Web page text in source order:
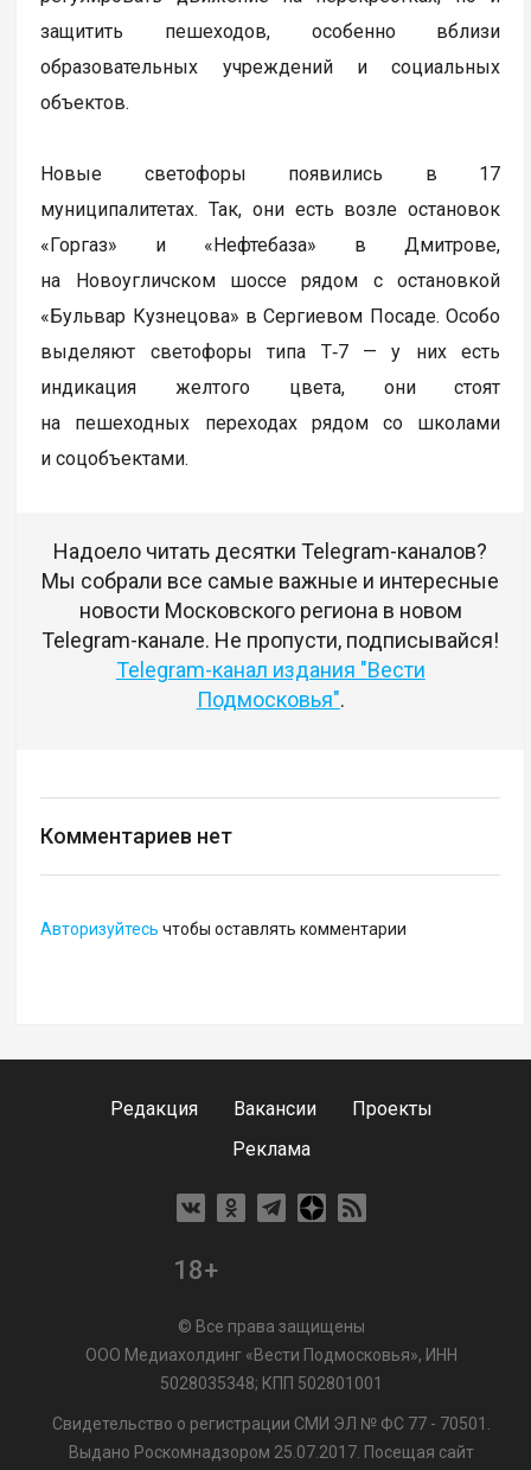
защитить пешеходов, особенно вблизи
образовательных учреждений и социальных
объектов.
Новые светофоры появились в 17
муниципалитетах. Так, они есть возле остановок
«Горгаз» и «Нефтебаза» в Дмитрове,
на Новоугличском шоссе рядом с остановкой
«Бульвар Кузнецова» в Сергиевом Посаде. Особо
выделяют светофоры типа Т‑7 — у них есть
индикация желтого цвета, они стоят
на пешеходных переходах рядом со школами
и соцобъектами.
Надоело читать десятки Telegram-каналов?
Мы собрали все самые важные и интересные
новости Московского региона в новом
Telegram-канале. Не пропусти, подписывайся!
Telegram-канал издания "Вести
Подмосковья".
Комментариев нет
Авторизуйтесь чтобы оставлять комментарии
Редакция Вакансии
Проекты
Реклама
18+
© Все права защищены
ООО Медиахолдинг «Вести Подмосковья», ИНН
5028035348; КПП 502801001
Свидетельство о регистрации СМИ ЭЛ № ФС 77 - 70501.
Выдано Роскомнадзором 25.07.2017. Посещая сайт